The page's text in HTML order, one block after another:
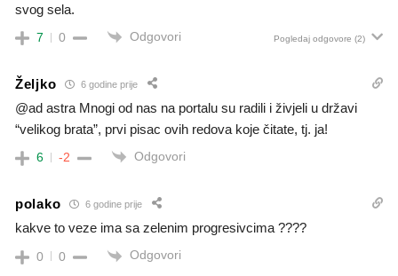
svog sela.
7 0 Odgovori Pogledaj odgovore (2)
Željko 6 godine prije
@ad astra Mnogi od nas na portalu su radili i živjeli u državi
“velikog brata”, prvi pisac ovih redova koje čitate, tj. ja!
6 -2 Odgovori
polako 6 godine prije
kakve to veze ima sa zelenim progresivcima ????
0 0 Odgovori